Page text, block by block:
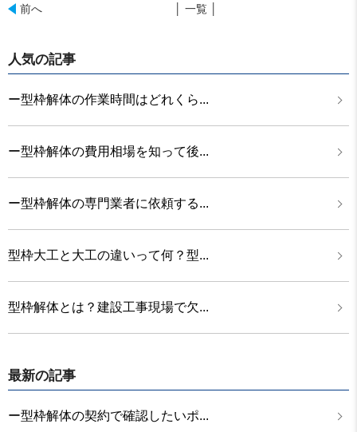
前へ │ 一覧 │
人気の記事
ー型枠解体の作業時間はどれくら...
ー型枠解体の費用相場を知って後...
ー型枠解体の専門業者に依頼する...
型枠大工と大工の違いって何？型...
型枠解体とは？建設工事現場で欠...
最新の記事
ー型枠解体の契約で確認したいポ...